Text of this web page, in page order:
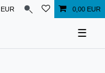
EUR 0,00 EUR
☰